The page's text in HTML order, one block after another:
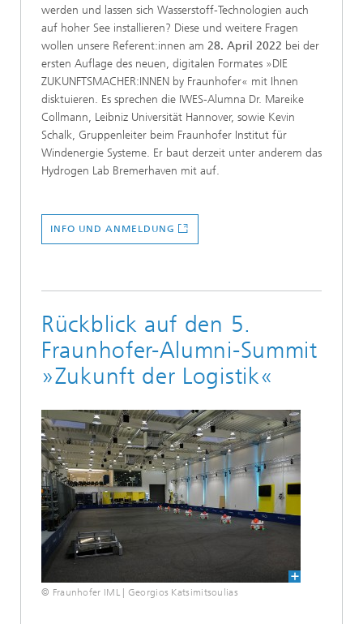
werden und lassen sich Wasserstoff-Technologien auch
auf hoher See installieren? Diese und weitere Fragen
wollen unsere Referent:innen am 28. April 2022 bei der
ersten Auflage des neuen, digitalen Formates »DIE
ZUKUNFTSMACHER:INNEN by Fraunhofer« mit Ihnen
disktuieren. Es sprechen die IWES-Alumna Dr. Mareike
Collmann, Leibniz Universität Hannover, sowie Kevin
Schalk, Gruppenleiter beim Fraunhofer Institut für
Windenergie Systeme. Er baut derzeit unter anderem das
Hydrogen Lab Bremerhaven mit auf.
INFO UND ANMELDUNG
Rückblick auf den 5.
Fraunhofer-Alumni-Summit
»Zukunft der Logistik«
© Fraunhofer IML | Georgios Katsimitsoulias